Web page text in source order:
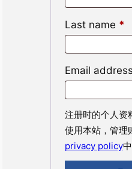
Last name *
Email address
注册时的个人资
使用本站，管理
privacy policy